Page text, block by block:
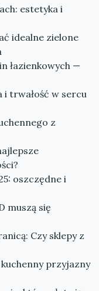
estetyka i
idealne zielone
łazienkowych —
i trwałość w sercu
z
oszczędne i
muszą się
Czy sklepy z
przyjazny